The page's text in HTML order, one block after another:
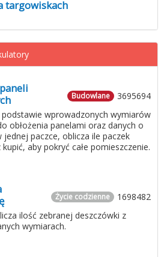
targowiskach
3695694
Budowlane
podstawie wprowadzonych wymiarów
obłożenia panelami oraz danych o
jednej paczce, oblicza ile paczek
aby pokryć całe pomieszczenie.
1698482
Życie codzienne
ilość zebranej deszczówki z
wymiarach.